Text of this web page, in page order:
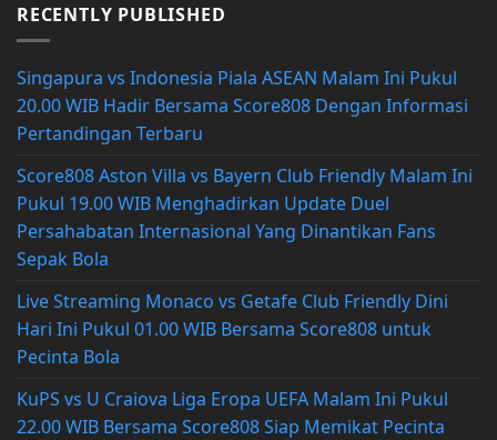
RECENTLY PUBLISHED
Singapura vs Indonesia Piala ASEAN Malam Ini Pukul
20.00 WIB Hadir Bersama Score808 Dengan Informasi
Pertandingan Terbaru
Score808 Aston Villa vs Bayern Club Friendly Malam Ini
Pukul 19.00 WIB Menghadirkan Update Duel
Persahabatan Internasional Yang Dinantikan Fans
Sepak Bola
Live Streaming Monaco vs Getafe Club Friendly Dini
Hari Ini Pukul 01.00 WIB Bersama Score808 untuk
Pecinta Bola
KuPS vs U Craiova Liga Eropa UEFA Malam Ini Pukul
22.00 WIB Bersama Score808 Siap Memikat Pecinta